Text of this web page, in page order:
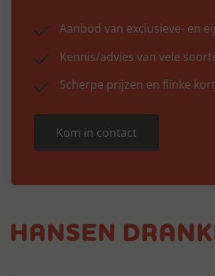
Aanbod van exclusieve- en
Kennis/advies van vele
Scherpe prijzen en flinke
Kom in contact